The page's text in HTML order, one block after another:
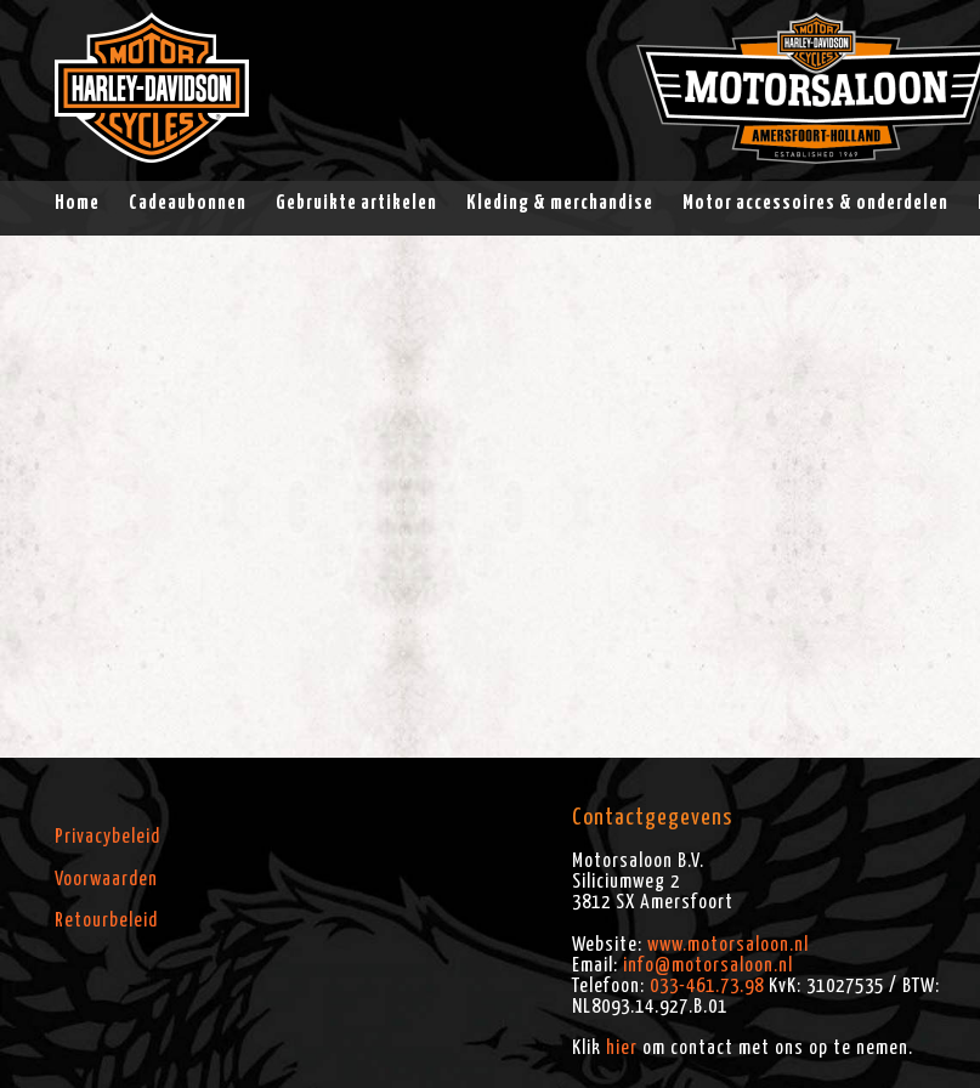
Home Cadeaubonnen Gebruikte artikelen Kleding & merchandise Motor accessoires & onderdelen
Privacybeleid
Voorwaarden
Retourbeleid
Contactgegevens
Motorsaloon B.V.
Siliciumweg 2
3812 SX Amersfoort
Website:www.motorsaloon.nl
Email:info@motorsaloon.nl
Telefoon: 033-461.73.98 KvK: 31027535 / BTW:
NL8093.14.927.B.01
Klik hierom contact met ons op te nemen.